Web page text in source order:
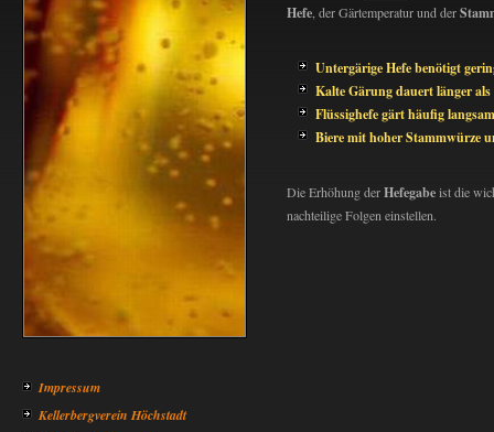
Impressum
Kellerbergverein Höchstadt
Hefe , der Gärtemperatur und der
Untergärige Hefe benötigt
Kalte Gärung dauert länger
Flüssighefe gärt häufig
Biere mit hoher Stammwürze
Die Erhöhung derHefegabeist die
nachteilige Folgen einstellen.